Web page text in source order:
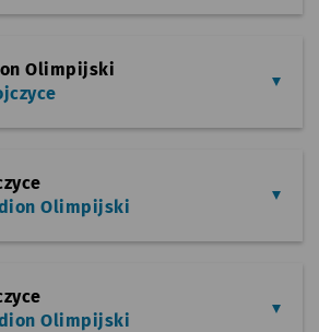
Olimpijski
Olimpijski
Olimpijski